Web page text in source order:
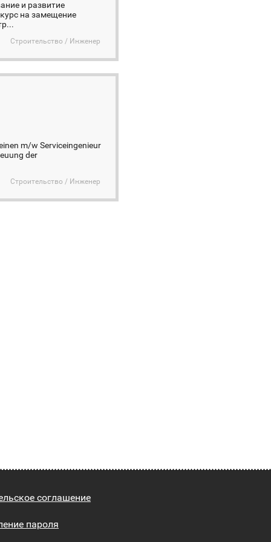
и развитие
на замещение
Строительство / Инженер
m/w Serviceingenieur
der
Строительство / Инженер
соглашение
пароля